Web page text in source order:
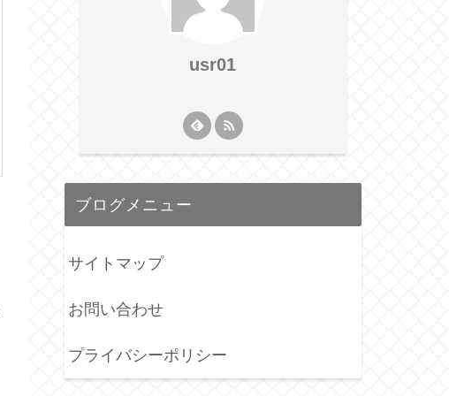
usr01
ブログメニュー
サイトマップ
お問い合わせ
プライバシーポリシー